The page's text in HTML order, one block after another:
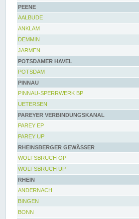
PEENE
AALBUDE
ANKLAM
DEMMIN
JARMEN
POTSDAMER HAVEL
POTSDAM
PINNAU
PINNAU-SPERRWERK BP
UETERSEN
PAREYER VERBINDUNGSKANAL
PAREY EP
PAREY UP
RHEINSBERGER GEWÄSSER
WOLFSBRUCH OP
WOLFSBRUCH UP
RHEIN
ANDERNACH
BINGEN
BONN